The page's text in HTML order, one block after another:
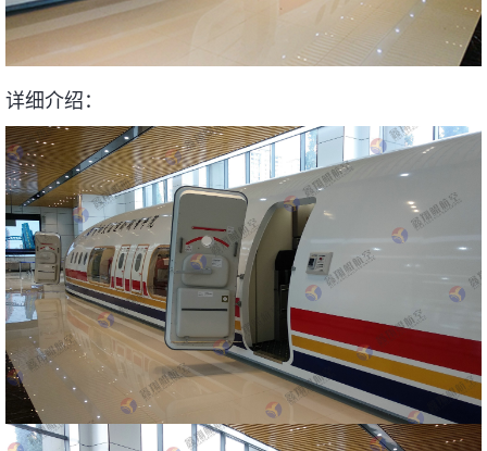
详细介绍：